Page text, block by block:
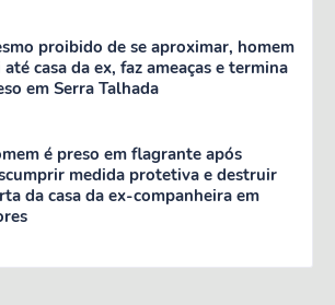
proibido de se aproximar, homem
até casa da ex, faz ameaças e termina
em Serra Talhada
é preso em flagrante após
medida protetiva e destruir
da casa da ex-companheira em